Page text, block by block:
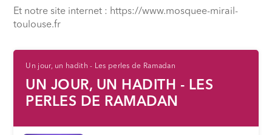
Et notre site internet : https://www.mosquee-mirail-
toulouse.fr
Un jour, un hadith - Les perles de Ramadan
UN JOUR, UN HADITH - LES
PERLES DE RAMADAN